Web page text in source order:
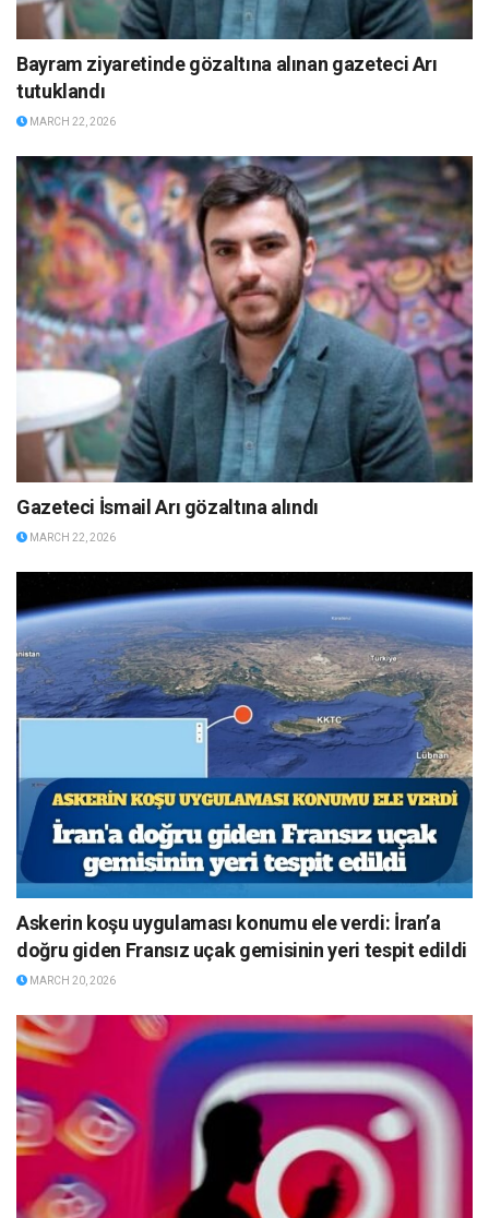
Bayram ziyaretinde gözaltına alınan gazeteci Arı
tutuklandı
MARCH 22, 2026
Gazeteci İsmail Arı gözaltına alındı
MARCH 22, 2026
Askerin koşu uygulaması konumu ele verdi: İran’a
doğru giden Fransız uçak gemisinin yeri tespit edildi
MARCH 20, 2026